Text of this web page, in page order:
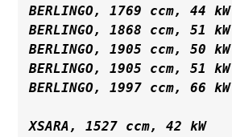
BERLINGO, 1769 ccm, 44 kW
BERLINGO, 1868 ccm, 51 kW
BERLINGO, 1905 ccm, 50 kW
BERLINGO, 1905 ccm, 51 kW
BERLINGO, 1997 ccm, 66 kW
XSARA, 1527 ccm, 42 kW